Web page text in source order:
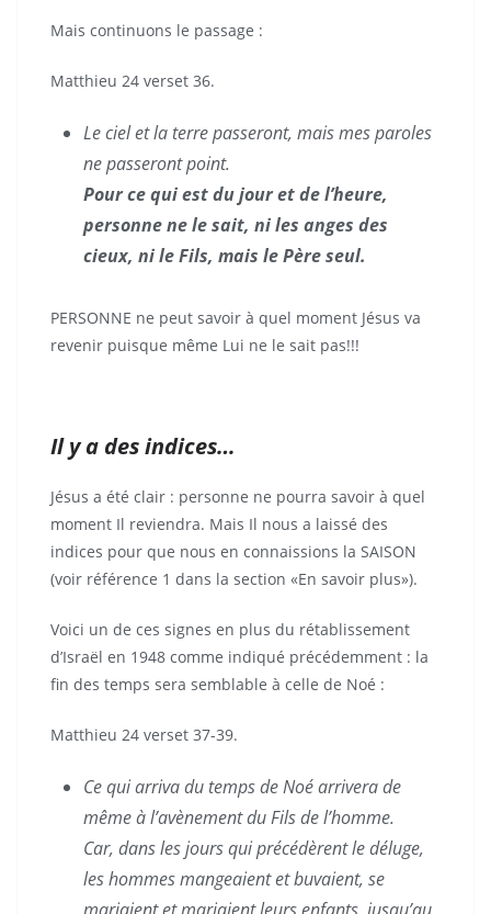
Mais continuons le passage :
Matthieu 24 verset 36.
Le ciel et la terre passeront, mais mes paroles
ne passeront point.
Pour ce qui est du jour et de l’heure,
personne ne le sait, ni les anges des
cieux, ni le Fils, mais le Père seul.
PERSONNE ne peut savoir à quel moment Jésus va
revenir puisque même Lui ne le sait pas!!!
Il y a des indices…
Jésus a été clair : personne ne pourra savoir à quel
moment Il reviendra. Mais Il nous a laissé des
indices pour que nous en connaissions la SAISON
(voir référence 1 dans la section «En savoir plus»).
Voici un de ces signes en plus du rétablissement
d’Israël en 1948 comme indiqué précédemment : la
fin des temps sera semblable à celle de Noé :
Matthieu 24 verset 37-39.
Ce qui arriva du temps de Noé arrivera de
même à l’avènement du Fils de l’homme.
Car, dans les jours qui précédèrent le déluge,
les hommes mangeaient et buvaient, se